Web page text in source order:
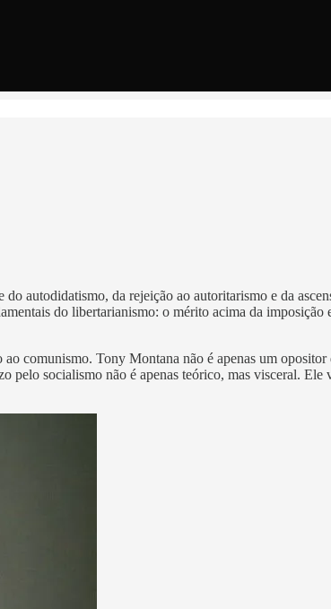
do autodidatismo, da rejeição ao autoritarismo e da
do libertarianismo: o mérito acima da
comunismo. Tony Montana não é apenas um
pelo socialismo não é apenas teórico, mas visceral.